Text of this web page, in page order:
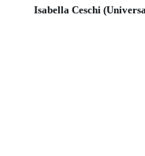
Isabella Ceschi